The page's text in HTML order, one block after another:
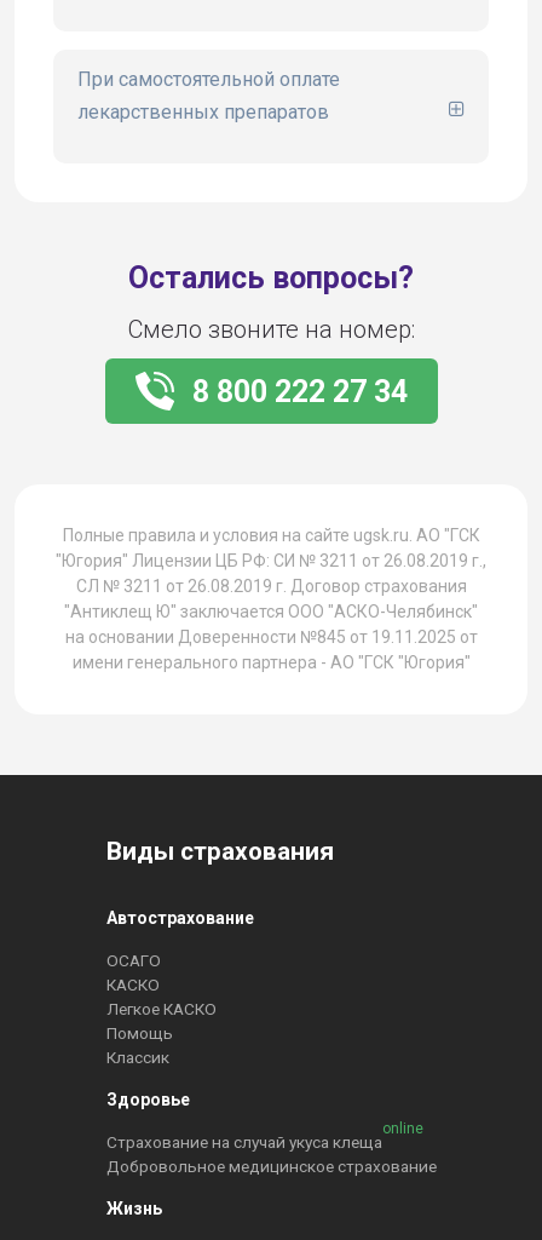
При самостоятельной оплате
лекарственных препаратов
Остались вопросы?
Смело звоните на номер:
8 800 222 27 34
Полные правила и условия на сайте ugsk.ru. АО "ГСК
"Югория" Лицензии ЦБ РФ: СИ № 3211 от 26.08.2019 г.,
СЛ № 3211 от 26.08.2019 г. Договор страхования
"Антиклещ Ю" заключается ООО "АСКО-Челябинск"
на основании Доверенности №845 от 19.11.2025 от
имени генерального партнера - АО "ГСК "Югория"
Виды страхования
Автострахование
ОСАГО
КАСКО
Легкое КАСКО
Помощь
Классик
Здоровье
Страхование на случай укуса клеща
online
Добровольное медицинское страхование
Жизнь